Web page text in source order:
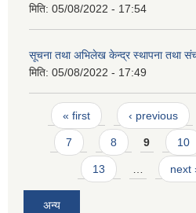
मिति: 05/08/2022 - 17:54
सूचना तथा अभिलेख केन्द्र स्थापना तथा
मिति: 05/08/2022 - 17:49
Pages
« first ‹ previous
7 8 9 10
13 next
अन्य